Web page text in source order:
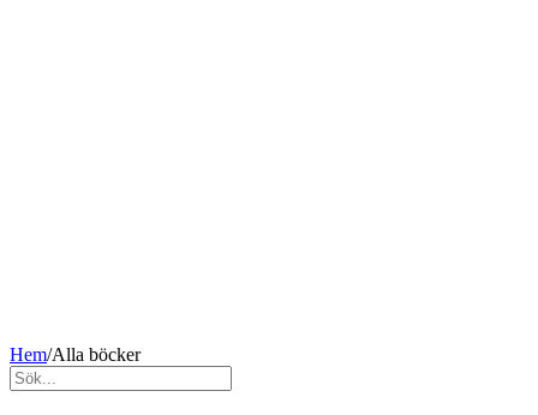
Hem/Alla böcker